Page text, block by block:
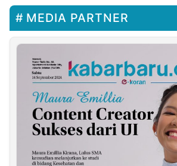
Penugasan
MEDIA PARTNER